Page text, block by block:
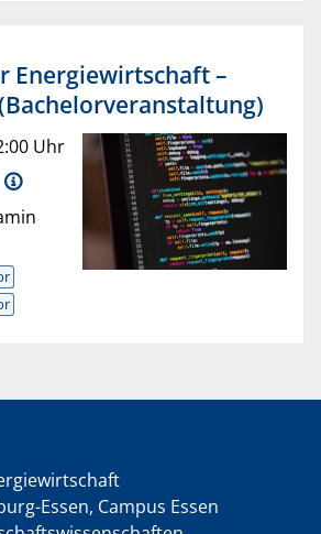
Energiewirtschaft –
Uhr
Essen, Campus Essen